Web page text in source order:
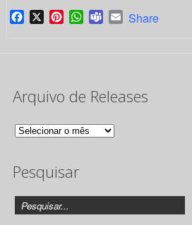
Facebook
X PinterestWhatsApp
TeamsEmail
Share
Arquivo de Releases
Arquivo
Releases
Pesquisar